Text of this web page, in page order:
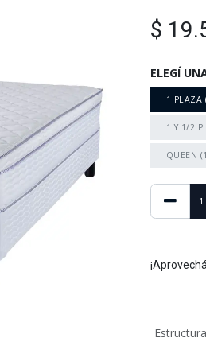
$
ELEGÍ
1 PLAZA
1 Y 1/2
QUEEN
Estructura